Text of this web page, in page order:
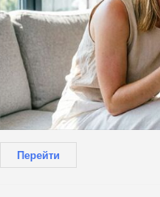
Перейти